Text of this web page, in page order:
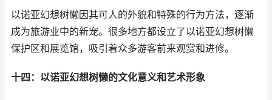
以诺亚幻想树懒因其可人的外貌和特殊的行为方法，逐渐
成为旅游业中的新宠。很多地方都设立了以诺亚幻想树懒
保护区和展览馆，吸引着众多游客前来观赏和进修。
十四：以诺亚幻想树懒的文化意义和艺术形象